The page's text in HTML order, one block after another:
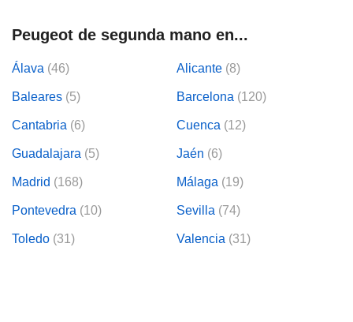
Peugeot de segunda mano en...
Álava (46) Alicante (8)
Baleares (5) Barcelona (120)
Cantabria (6) Cuenca (12)
Guadalajara (5) Jaén (6)
Madrid (168) Málaga (19)
Pontevedra (10) Sevilla (74)
Toledo (31) Valencia (31)